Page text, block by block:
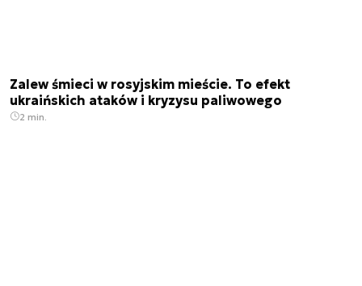
Zalew śmieci w rosyjskim mieście. To efekt
ukraińskich ataków i kryzysu paliwowego
2 min.